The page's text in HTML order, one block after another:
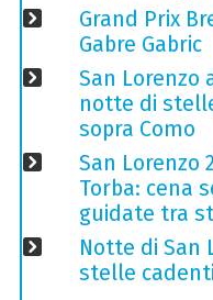
Grand Prix
Gabre Gabric
San Lorenzo
notte di
sopra Como
San Lorenzo
Torba: cena
guidate tra
Notte di San
stelle